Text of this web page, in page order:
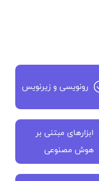
رونویسی و زیرنویس
ابزارهای مبتنی بر
هوش مصنوعی